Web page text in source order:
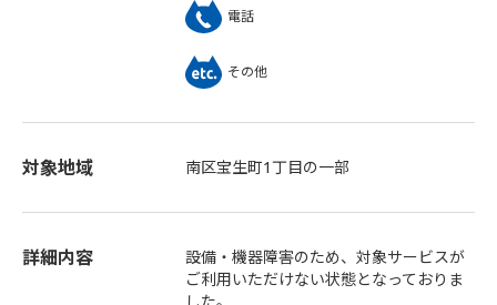
電話
その他
対象地域 南区宝生町1丁目の一部
詳細内容
設備・機器障害のため、対象サービスが
ご利用いただけない状態となっておりま